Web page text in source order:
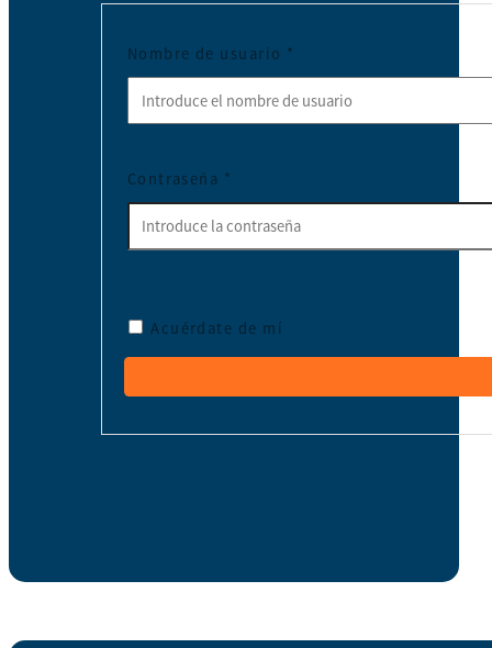
Nombre de usuario *
Contraseña *
Acuérdate de mí